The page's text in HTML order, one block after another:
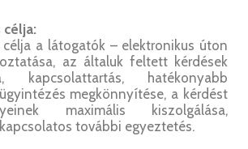
a látogatók – elektronikus úton
az általuk feltett kérdések
kapcsolattartás, hatékonyabb
megkönnyítése, a kérdést
maximális kiszolgálása,
további egyeztetés.